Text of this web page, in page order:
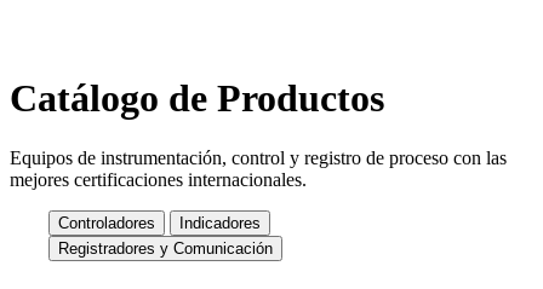
Catálogo de Productos
Equipos de instrumentación, control y registro de proceso con las
mejores certificaciones internacionales.
Controladores
Indicadores
Registradores y Comunicación